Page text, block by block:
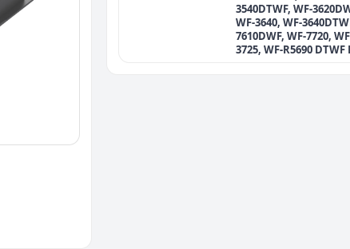
3540DTWF, WF-
WF-3640, WF-
7610DWF, WF-7720,
3725, WF-R5690